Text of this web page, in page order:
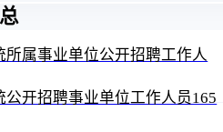
属事业单位公开招聘工作人
开招聘事业单位工作人员165